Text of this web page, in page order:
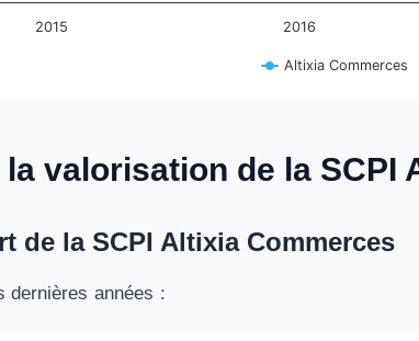
Altixia Commerces
2015 2016
valorisation de la SCPI
de la SCPI Altixia Commerces
dernières années :